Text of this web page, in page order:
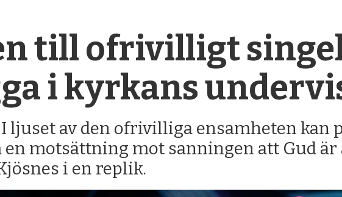
till ofrivilligt
i kyrkans
I ljuset av den ofrivilliga ensamheten kan
en motsättning mot sanningen att Gud
i en replik.